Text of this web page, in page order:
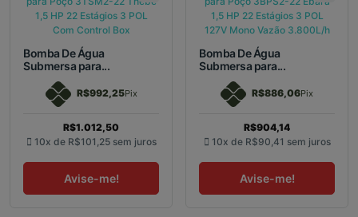
Bomba De Água
Submersa para...
R$992,25Pix
R$1.012,50
10x de R$101,25 sem juros
Avise-me!
Bomba De Água
Submersa para...
R$886,06Pix
R$904,14
10x de R$90,41 sem juros
Avise-me!